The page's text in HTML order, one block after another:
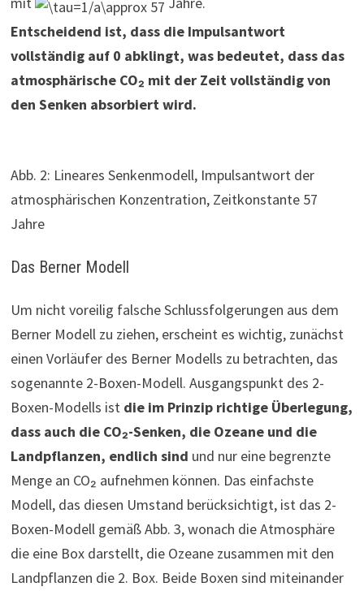
Entscheidend ist, dass die Impulsantwort
vollständig auf 0 abklingt, was bedeutet, dass das
atmosphärische CO₂ mit der Zeit vollständig von
den Senken absorbiert wird.
Abb. 2: Lineares Senkenmodell, Impulsantwort der
atmosphärischen Konzentration, Zeitkonstante 57
Jahre
Das Berner Modell
Um nicht voreilig falsche Schlussfolgerungen aus dem
Berner Modell zu ziehen, erscheint es wichtig, zunächst
einen Vorläufer des Berner Modells zu betrachten, das
sogenannte 2-Boxen-Modell. Ausgangspunkt des 2-
Boxen-Modells ist die im Prinzip richtige Überlegung,
dass auch die CO₂-Senken, die Ozeane und die
Landpflanzen, endlich sind und nur eine begrenzte
Menge an CO₂ aufnehmen können. Das einfachste
Modell, das diesen Umstand berücksichtigt, ist das 2-
Boxen-Modell gemäß Abb. 3, wonach die Atmosphäre
die eine Box darstellt, die Ozeane zusammen mit den
Landpflanzen die 2. Box. Beide Boxen sind miteinander